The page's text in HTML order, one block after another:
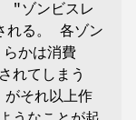
"ゾンビスレ
る。 各ゾン
らかは消費
れてしまう
それ以上作